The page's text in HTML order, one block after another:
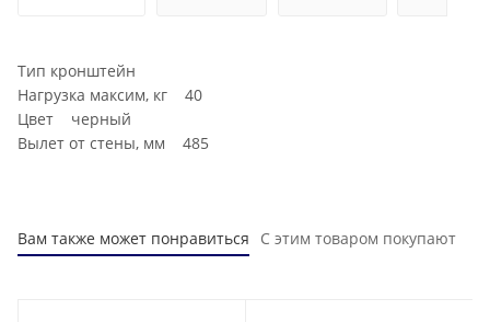
Тип кронштейн
Нагрузка максим, кг 40
Цвет черный
Вылет от стены, мм 485
Вам также может понравиться С этим товаром покупают